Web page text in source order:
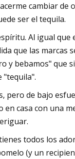
cambiar de
ser el tequila.
Al igual que
que las marcas
y bebamos" que
"tequila".
pero de bajo
casa con una
todos los
(y un